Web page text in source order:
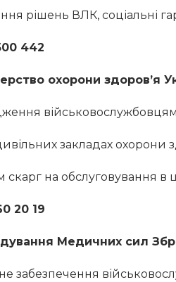
рішень ВЛК, соціальні
442
охорони здоров’я
закладах охорони
на обслуговування в
20 19
Медичних сил
забезпечення